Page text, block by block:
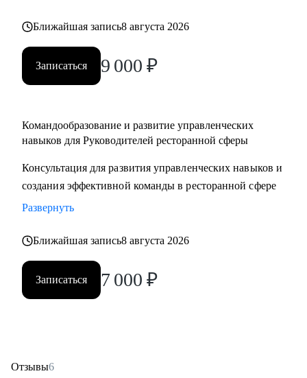
Ближайшая запись8 августа 2026
Записаться 9 000 ₽
Командообразование и развитие управленческих
навыков для Руководителей ресторанной сферы
Консультация для развития управленческих навыков и
создания эффективной команды в ресторанной сфере
Развернуть
Ближайшая запись8 августа 2026
Записаться 7 000 ₽
Отзывы6